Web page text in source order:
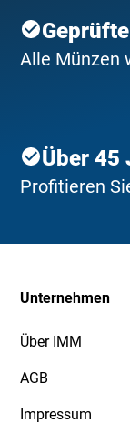
Alle Münzen
Über 45
Profitieren
Unternehmen
Über IMM
AGB
Impressum